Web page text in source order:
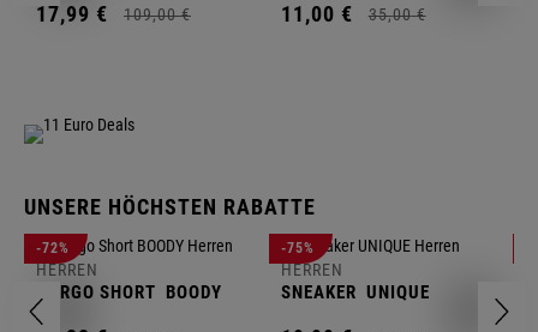
17,99 € 109,00 € 11,00 € 35,00 €
UNSERE HÖCHSTEN RABATTE
-72%
HERREN
CARGO SHORT BOODY
-75%
HERREN
SNEAKER UNIQUE